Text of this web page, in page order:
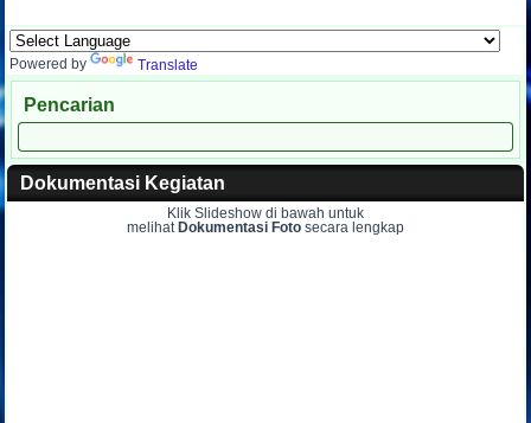
Powered by Translate
Pencarian
Dokumentasi Kegiatan
Klik Slideshow di bawah untuk
melihat Dokumentasi Foto secara lengkap